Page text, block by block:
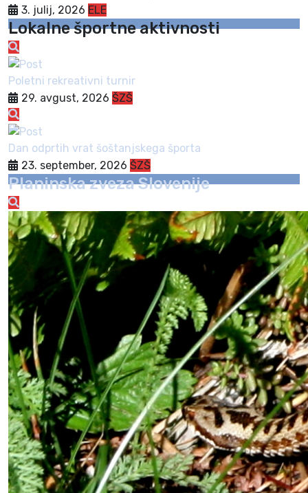
3. julij, 2026 ELE
Lokalne športne aktivnosti
Poletni rekreativni turnir
29. avgust, 2026 ŠZŠ
Dan odprtih vrat šoštanjskega športa
23. september, 2026 ŠZŠ
Planinska zveza Slovenije